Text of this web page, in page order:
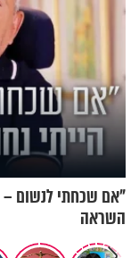
"אם שכחתי לנשום –
השראה